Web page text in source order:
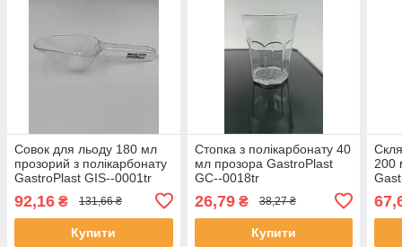
Совок для льоду 180 мл
прозорий з полікарбонату
GastroPlast GIS--0001tr
92,16 ₴ 131,66 ₴
Купити
Стопка з полікарбонату 40
мл прозора GastroPlast
GC--0018tr
26,79₴ 38,27 ₴
Купити
200